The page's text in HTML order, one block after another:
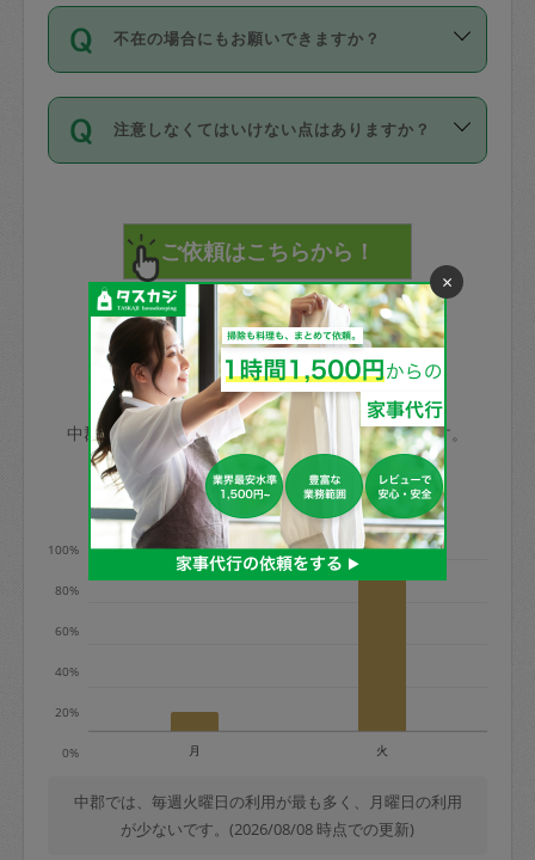
を依頼してください。
参考
【詳細】タスカジさんの登録に際
写真を撮り、
詳細FAQ：
損害賠償保険について教えて
1. 直前キャンセル（定期、スポット契約
共通）
72時間を超える※と、以下のキャンセル
料が発生します。
直前キャンセル料：
72時間前〜24時間前＝依頼料金の50%
24時間前～1時間前＝依頼金額の100%
1時間前〜実施時間＝依頼金額の100%＋
交通費全額
依頼者不在による当日キャンセル＝依頼
金額の100%＋交通費全額
※例：依頼日時／土曜日午前9時開始の場
合、水曜日午前9時以降はキャンセル料が
発生
水曜日9時〜金曜日9時まで＝依頼料金の
＋交通費全額
依頼者不在による当日キャンセル＝依頼
金額の100%＋交通費全額
「お試し利用」というメニューはありま
せんが、「一回のみ」依頼を活用するこ
とによって、気に入ったタスカジさんを
まず、条件の合う気になるタスカジさ
みてください。
その後、一番気に入ったタスカジさんに
「定期（毎週・隔週）」依頼をしてくだ
さい。
不在の場合にもお願いできますか？
不在の場合の作業はタスカジさんの同意
が必要です。数回の依頼ののち、タスカ
ジさんと依頼者の間で十分な信頼関係が
てください。
不在時に部屋に入るためにタスカジさん
に鍵を預ける必要がありますが、タスカ
ジさんが紛失した鍵によって二次的な損
害（たとえば、第三者の侵入など）が起
きた場合は損害保険の対象外となるので
ご注意ください。
注意しなくてはいけない点はありますか？
で、必ず鍵のかかるロッカーや金庫に入
れて依頼者の責任の元管理するよう心掛
けてください。
※パスポート、クレジットカード、銀行カ
ード、5千円以上のアクセサリー、500円
玉、など
あわせてこちらも参照ください：初めて
利用します。注意しなくてはいけない点
はありますか？
中郡の家事代行ご利用状況
中郡のタスカジの利用データを元に掲載しています。
利用の多い曜日は？
0%
20%
40%
60%
80%
100%
月 火
中郡では、毎週火曜日の利用が最も多く、月曜日の利用
が少ないです。(2026/08/08 時点での更新)
×